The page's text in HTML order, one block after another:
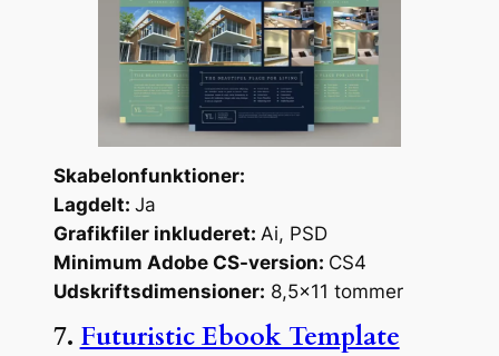
Skabelonfunktioner:
Lagdelt: Ja
Grafikfiler inkluderet: Ai, PSD
Minimum Adobe CS-version: CS4
Udskriftsdimensioner: 8,5×11 tommer
7. Futuristic Ebook Template